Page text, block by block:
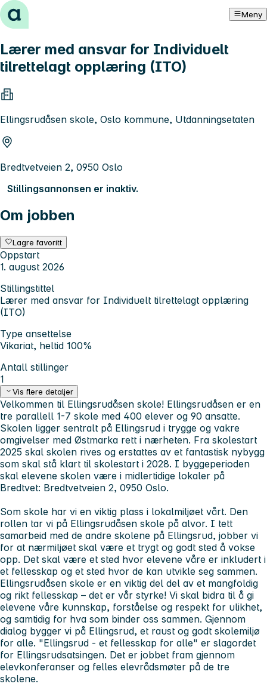
Hopp til innhold Meny
Lærer med ansvar for Individuelt
tilrettelagt opplæring (ITO)
Ellingsrudåsen skole, Oslo kommune, Utdanningsetaten
Bredtvetveien 2, 0950 Oslo
Stillingsannonsen er inaktiv.
Om jobben
Lagre favoritt
Oppstart
1. august 2026
Stillingstittel
Lærer med ansvar for Individuelt tilrettelagt opplæring
(ITO)
Type ansettelse
Vikariat, heltid 100%
Antall stillinger
1
Vis flere detaljer
Velkommen til Ellingsrudåsen skole! Ellingsrudåsen er en
tre parallell 1-7 skole med 400 elever og 90 ansatte.
Skolen ligger sentralt på Ellingsrud i trygge og vakre
omgivelser med Østmarka rett i nærheten. Fra skolestart
2025 skal skolen rives og erstattes av et fantastisk nybygg
som skal stå klart til skolestart i 2028. I byggeperioden
skal elevene skolen være i midlertidige lokaler på
Bredtvet: Bredtvetveien 2, 0950 Oslo.
Som skole har vi en viktig plass i lokalmiljøet vårt. Den
rollen tar vi på Ellingsrudåsen skole på alvor. I tett
samarbeid med de andre skolene på Ellingsrud, jobber vi
for at nærmiljøet skal være et trygt og godt sted å vokse
opp. Det skal være et sted hvor elevene våre er inkludert i
et fellesskap og et sted hvor de kan utvikle seg sammen.
Ellingsrudåsen skole er en viktig del del av et mangfoldig
og rikt fellesskap – det er vår styrke! Vi skal bidra til å gi
elevene våre kunnskap, forståelse og respekt for ulikhet,
og samtidig for hva som binder oss sammen. Gjennom
dialog bygger vi på Ellingsrud, et raust og godt skolemiljø
for alle. "Ellingsrud - et fellesskap for alle" er slagordet
for Ellingsrudsatsingen. Det er jobbet fram gjennom
elevkonferanser og felles elevrådsmøter på de tre
skolene.